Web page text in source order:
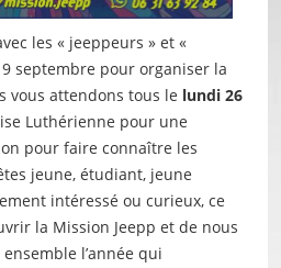
les « jeeppeurs » et «
septembre pour organiser la
vous attendons tous le lundi 26
Luthérienne pour une
pour faire connaître les
jeune, étudiant, jeune
intéressé ou curieux, ce
la Mission Jeepp et de nous
l’année qui